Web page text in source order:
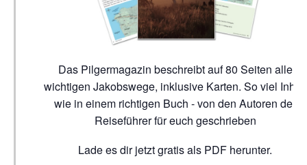
Das Pilgermagazin beschreibt auf 80 Seiten alle
wichtigen Jakobswege, inklusive Karten. So viel Inhalt
wie in einem richtigen Buch - von den Autoren der
Reiseführer für euch geschrieben
Lade es dir jetzt gratis als PDF herunter.